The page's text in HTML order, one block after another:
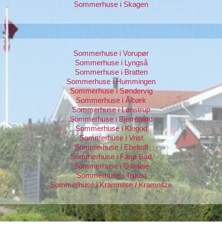
Sommerhuse i Lyngså
Sommerhuse i Bratten
Sommerhuse i Hummingen
Sommerhuse i Søndervig
Sommerhuse i Ålbæk
Sommerhuse i Lønstrup
Sommerhuse i Bjerregård
Sommerhuse i Klegod
Sommerhuse i Vrist
Sommerhuse i Ebeltoft
Sommerhuse i Fanø Bad
Sommerhuse i Gilleleje
Sommerhuse i Truust
Sommerhuse i Kramnitse / Kramnitze